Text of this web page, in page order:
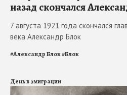
назад скончался
7 августа 1921 года скончался
века Александр Блок
#Александр Блок#Блок
День в эмиграции